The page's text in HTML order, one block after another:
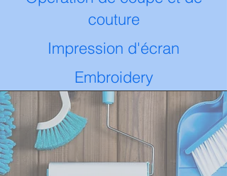
couture
Impression d'écran
Embroidery